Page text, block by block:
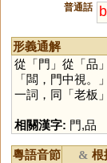
普通話
b
形義通解
從「門 」從「品
「闆，門中視。
一詞，同「老板
相關漢字: 門,品
粵語音節 & 根